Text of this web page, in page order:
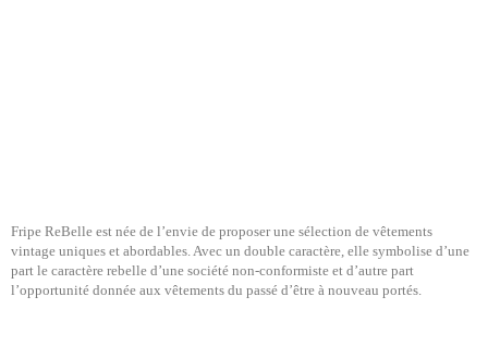
Fripe ReBelle est née de l’envie de proposer une sélection de vêtements
vintage uniques et abordables. Avec un double caractère, elle symbolise d’une
part le caractère rebelle d’une société non-conformiste et d’autre part
l’opportunité donnée aux vêtements du passé d’être à nouveau portés.